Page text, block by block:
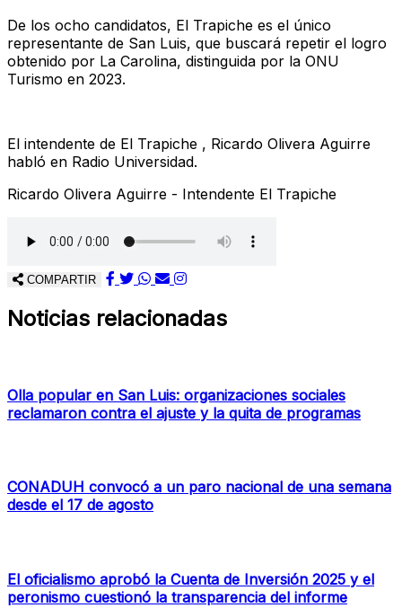
De los ocho candidatos, El Trapiche es el único
representante de San Luis, que buscará repetir el logro
obtenido por La Carolina, distinguida por la ONU
Turismo en 2023.
El intendente de El Trapiche , Ricardo Olivera Aguirre
habló en Radio Universidad.
Ricardo Olivera Aguirre - Intendente El Trapiche
COMPARTIR
Noticias relacionadas
Olla popular en San Luis: organizaciones sociales
reclamaron contra el ajuste y la quita de programas
CONADUH convocó a un paro nacional de una semana
desde el 17 de agosto
El oficialismo aprobó la Cuenta de Inversión 2025 y el
peronismo cuestionó la transparencia del informe